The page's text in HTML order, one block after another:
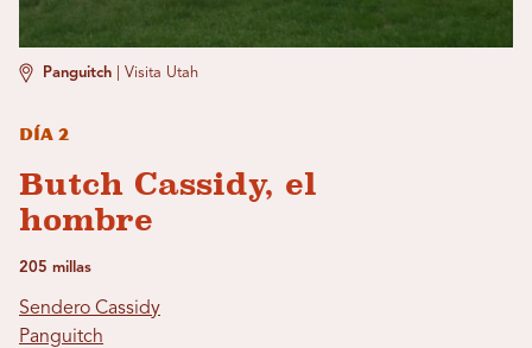
Panguitch Visita Utah
Día 2
Butch Cassidy, el
hombre
205 millas
Sendero Cassidy
Panguitch